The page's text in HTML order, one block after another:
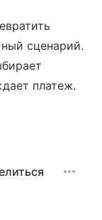
сценарий.
платеж.